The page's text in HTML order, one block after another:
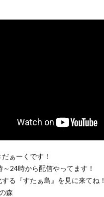
ぁーくです！
24時から配信やってます！
る『すたぁ島』を見に来てね！
森